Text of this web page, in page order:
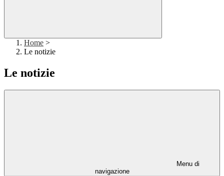
Home >
Le notizie
Le notizie
Menu di
navigazione